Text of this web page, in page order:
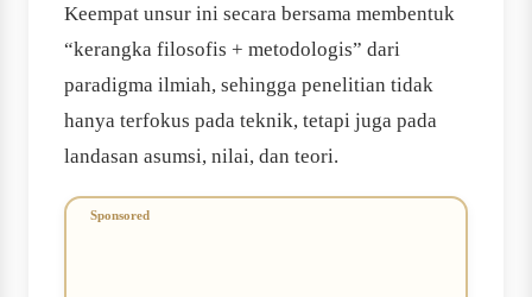
Keempat unsur ini secara bersama membentuk
“kerangka filosofis + metodologis” dari
paradigma ilmiah, sehingga penelitian tidak
hanya terfokus pada teknik, tetapi juga pada
landasan asumsi, nilai, dan teori.